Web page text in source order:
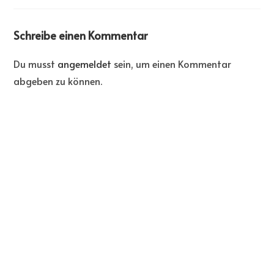
Schreibe einen Kommentar
Du musst angemeldet sein, um einen Kommentar
abgeben zu können.